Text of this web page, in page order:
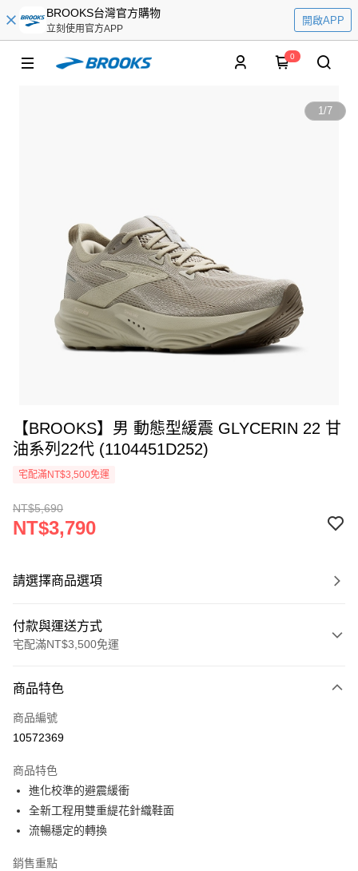
BROOKS台灣官方購物
立刻使用官方APP
開啟APP
0
1/7
【BROOKS】男 動態型緩震 GLYCERIN 22 甘
油系列22代 (1104451D252)
宅配滿NT$3,500免運
NT$5,690
NT$3,790
請選擇商品選項
付款與運送方式
宅配滿NT$3,500免運
信用卡一次付款
ATM付款
運送方式
宅配
每筆NT$100，滿NT$3,500(含以上)免運費
商品特色
商品編號
10572369
商品特色
進化校準的避震緩衝
全新工程用雙重緹花針織鞋面
流暢穩定的轉換
銷售重點